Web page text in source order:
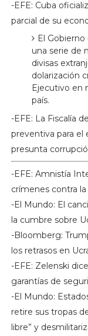
-EFE: Cuba
parcial de su
El
una serie de
divisas
dolarización
Ejecutivo en
país.
-EFE: La Fiscalía
preventiva para el
presunta
-EFE: Amnistía
crímenes contra
-El Mundo: El
la cumbre sobre
-Bloomberg:
los retrasos en
-EFE: Zelenski
garantías de
-El Mundo:
retire sus tropas
libre” y